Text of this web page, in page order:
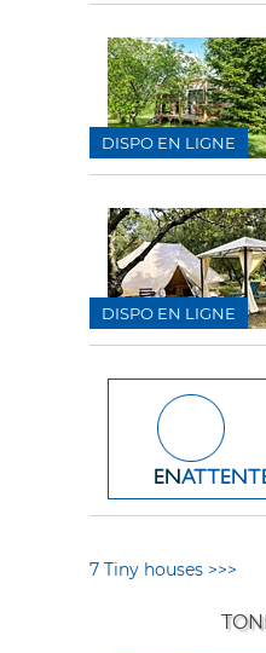
DISPO EN LIGNE
DISPO EN LIGNE
7 Tiny houses >>>